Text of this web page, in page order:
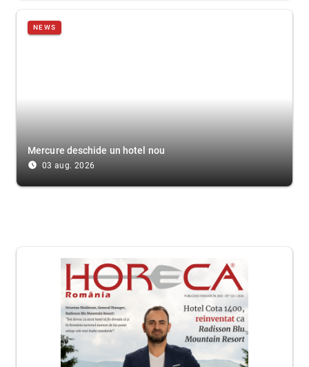
NEWS
Mercure deschide un hotel nou
access_time_filled 03 aug. 2026